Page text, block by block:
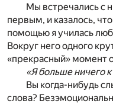
Мы встречались с
первым, и казалось,
помощью я училась
Вокруг него одного
«прекрасный» момент
«Я больше ничего
Вы когда-нибудь
слова?